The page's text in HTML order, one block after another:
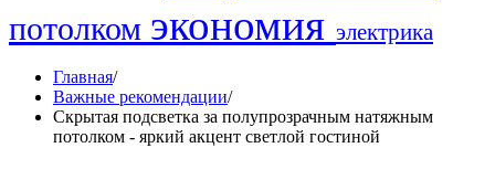
потолком экономия электрика
Главная/
Важные рекомендации/
Скрытая подсветка за полупрозрачным натяжным
потолком - яркий акцент светлой гостиной